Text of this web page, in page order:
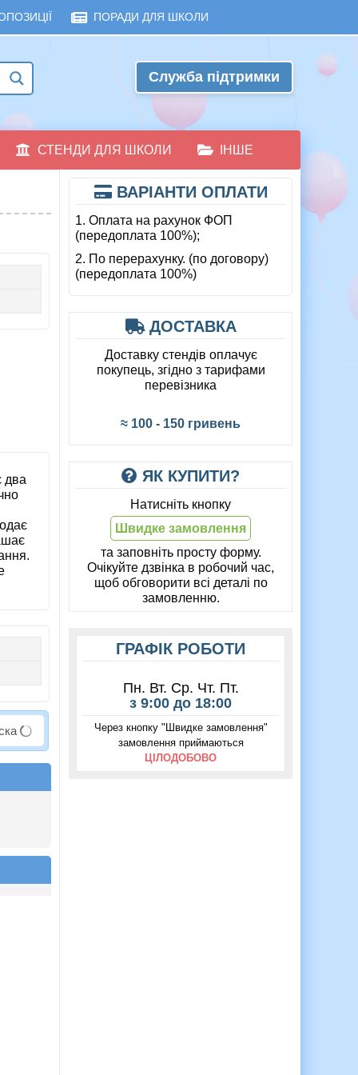
ПОРАДИ ДЛЯ ШКОЛИ
Служба підтримки
СТЕНДИ ДЛЯ ШКОЛИ ІНШЕ
два
ВАРІАНТИ ОПЛАТИ
1. Оплата на рахунок ФОП
(передоплата 100%);
2. По перерахунку. (по договору)
(передоплата 100%)
ДОСТАВКА
Доставку стендів оплачує
покупець, згідно з тарифами
перевізника
≈ 100 - 150 гривень
ЯК КУПИТИ?
Натисніть кнопку
Швидке замовлення
та заповніть просту форму.
Очікуйте дзвінка в робочий час,
щоб обговорити всі деталі по
замовленню.
ГРАФІК РОБОТИ
Пн. Вт. Ср. Чт. Пт.
з 9:00 до 18:00
Через кнопку "Швидке замовлення"
замовлення приймаються
ЦІЛОДОБОВО